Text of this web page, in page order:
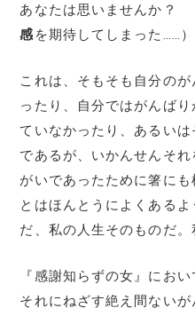
あなたは思いませんか？
感 を期待してしまった……）
これは、そもそも自分の
ったり、自分ではがんば
ていなかったり、あるい
であるが、いかんせんそ
がいであったために箸に
とはほんとうによくある
だ、私の人生そのものだ。
『感謝知らずの女』にお
それにねざす絶え間ない